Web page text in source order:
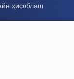
ҳисоблаш